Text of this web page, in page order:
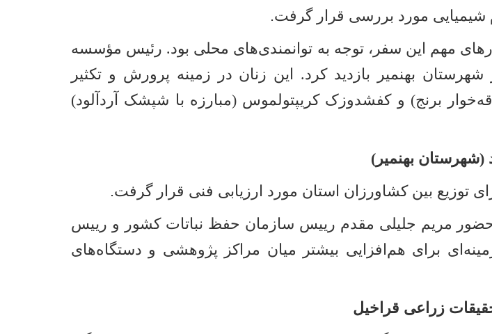
مورد بررسی قرار گرفت.
مهم این سفر، توجه به توانمندی‌های محلی بود. رئیس مؤسسه
بهنمیر بازدید کرد. این زنان در زمینه پرورش و تکثیر
برنج) و کفشدوزک کریپتولموس (مبارزه با شپشک آردآلود)
(شهرستان بهنمیر)
توزیع بین کشاورزان استان مورد ارزیابی فنی قرار گرفت.
حضور مریم جلیلی مقدم رییس سازمان حفظ نباتات کشور و رییس
برای هم‌افزایی بیشتر میان مراکز پژوهشی و دستگاه‌های
زراعی قراخیل